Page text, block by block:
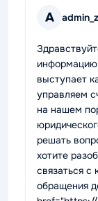
A
информацию
выступает
управляем
на нашем
решать
хотите
связаться
обращения